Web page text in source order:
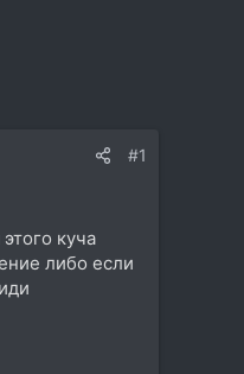
#1
куча
либо если